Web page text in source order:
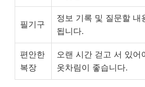
필기구
정보 기록 및 질문할 내
됩니다.
편안한
복장
오랜 시간 걷고 서 있어
옷차림이 좋습니다.